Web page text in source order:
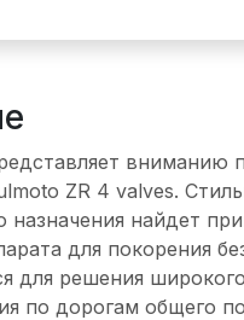
вниманию
ZR 4 valves.
назначения найдет
для покорения
для решения
по дорогам общего